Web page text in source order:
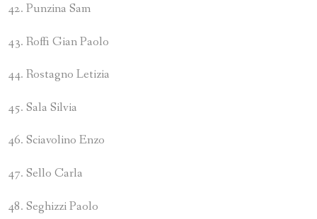
Punzina Sam
Roffi Gian Paolo
Rostagno Letizia
Sala Silvia
Sciavolino Enzo
Sello Carla
Seghizzi Paolo